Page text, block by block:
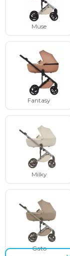
Muse
Fantasy
Milky
Gato